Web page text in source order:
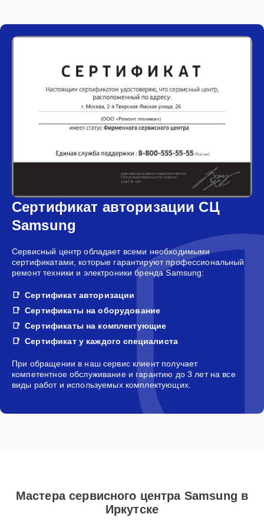
Сертификат авторизации СЦ
Samsung
Сервисный центр обладает всеми необходимыми
сертификатами, которые гарантируют профессиональный
ремонт техники и электроники бренда Samsung:
Сертификат авторизации
Сертификаты на оборудование
Сертификаты на комплектующие
Сертификат у каждого специалиста
При обращении в наш сервис клиент получает
компетентное обслуживание и гарантию до 3 лет на все
виды работ и используемых комплектующих.
Мастера сервисного центра Samsung в
Иркутске